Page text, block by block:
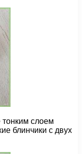
тонким слоем
блинчики с двух